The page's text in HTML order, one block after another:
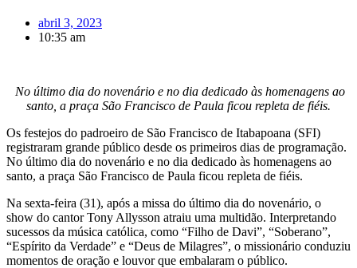
abril 3, 2023
10:35 am
No último dia do novenário e no dia dedicado às homenagens ao
santo, a praça São Francisco de Paula ficou repleta de fiéis.
Os festejos do padroeiro de São Francisco de Itabapoana (SFI)
registraram grande público desde os primeiros dias de programação.
No último dia do novenário e no dia dedicado às homenagens ao
santo, a praça São Francisco de Paula ficou repleta de fiéis.
Na sexta-feira (31), após a missa do último dia do novenário, o
show do cantor Tony Allysson atraiu uma multidão. Interpretando
sucessos da música católica, como “Filho de Davi”, “Soberano”,
“Espírito da Verdade” e “Deus de Milagres”, o missionário conduziu
momentos de oração e louvor que embalaram o público.